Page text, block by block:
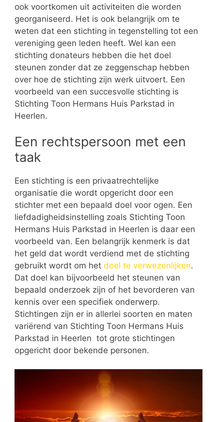
ook voortkomen uit activiteiten die worden
georganiseerd. Het is ook belangrijk om te
weten dat een stichting in tegenstelling tot een
vereniging geen leden heeft. Wel kan een
stichting donateurs hebben die het doel
steunen zonder dat ze zeggenschap hebben
over hoe de stichting zijn werk uitvoert. Een
voorbeeld van een succesvolle stichting is
Stichting Toon Hermans Huis Parkstad in
Heerlen.
Een rechtspersoon met een
taak
Een stichting is een privaatrechtelijke
organisatie die wordt opgericht door een
stichter met een bepaald doel voor ogen. Een
liefdadigheidsinstelling zoals Stichting Toon
Hermans Huis Parkstad in Heerlen is daar een
voorbeeld van. Een belangrijk kenmerk is dat
het geld dat wordt verdiend met de stichting
gebruikt wordt om het doel te verwezenlijken.
Dat doel kan bijvoorbeeld het steunen van
bepaald onderzoek zijn of het bevorderen van
kennis over een specifiek onderwerp.
Stichtingen zijn er in allerlei soorten en maten
variërend van Stichting Toon Hermans Huis
Parkstad in Heerlen tot grote stichtingen
opgericht door bekende personen.